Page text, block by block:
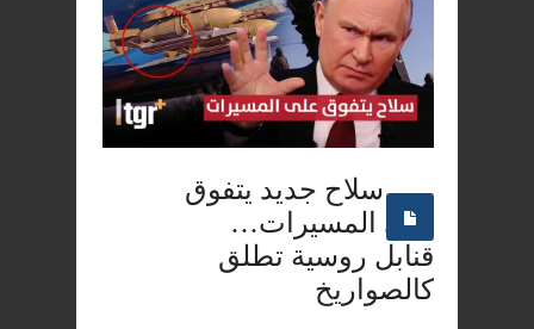
سلاح جديد يتفوق
على المسيرات…
قنابل روسية تطلق
كالصواريخ